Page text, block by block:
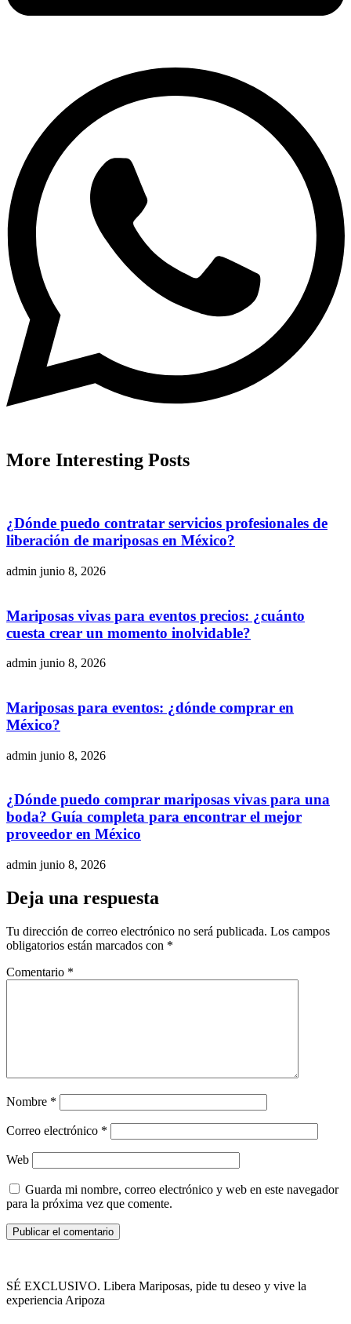
More Interesting Posts
¿Dónde puedo contratar servicios profesionales de
liberación de mariposas en México?
admin junio 8, 2026
Mariposas vivas para eventos precios: ¿cuánto
cuesta crear un momento inolvidable?
admin junio 8, 2026
Mariposas para eventos: ¿dónde comprar en
México?
admin junio 8, 2026
¿Dónde puedo comprar mariposas vivas para una
boda? Guía completa para encontrar el mejor
proveedor en México
admin junio 8, 2026
Deja una respuesta
Tu dirección de correo electrónico no será publicada. Los campos
obligatorios están marcados con *
Comentario *
Nombre *
Correo electrónico *
Web
Guarda mi nombre, correo electrónico y web en este navegador
para la próxima vez que comente.
SÉ EXCLUSIVO. Libera Mariposas, pide tu deseo y vive la
experiencia Aripoza